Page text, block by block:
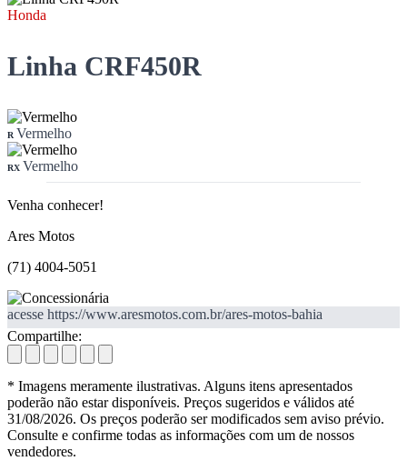
Honda
Linha CRF450R
RVermelho
RX Vermelho
Venha conhecer!
Ares Motos
(71) 4004-5051
acesse https://www.aresmotos.com.br/ares-motos-bahia
Compartilhe:
* Imagens meramente ilustrativas. Alguns itens apresentados
poderão não estar disponíveis. Preços sugeridos e válidos até
31/08/2026. Os preços poderão ser modificados sem aviso prévio.
Consulte e confirme todas as informações com um de nossos
vendedores.